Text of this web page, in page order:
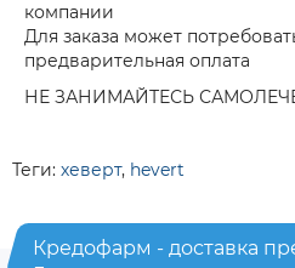
компании
Для заказа может
предварительная оплата
НЕ ЗАНИМАЙТЕСЬ
Теги: хеверт, hevert
Кредофарм - доставка